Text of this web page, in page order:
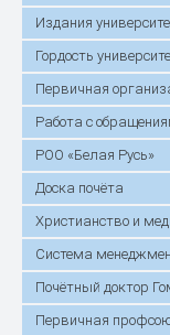
Издания
Гордость
Первичная
Работа с
РОО «Белая Русь»
Доска почёта
Христианство и
Система
Почётный доктор
Первичная